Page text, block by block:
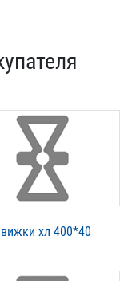
хл 400*40